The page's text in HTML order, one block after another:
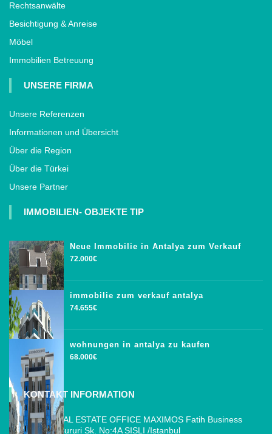
Rechtsanwälte
Besichtigung & Anreise
Möbel
Immobilien Betreuung
UNSERE FIRMA
Unsere Referenzen
Informationen und Übersicht
Über die Region
Über die Türkei
Unsere Partner
IMMOBILIEN- OBJEKTE TIP
Neue Immobilie in Antalya zum Verkauf
72.000€
immobilie zum verkauf antalya
74.655€
wohnungen in antalya zu kaufen
68.000€
KONTAKT INFORMATION
ISTANBUL REAL ESTATE OFFICE MAXIMOS Fatih Business
Park, Cemal Sururi Sk. No:4A SISLI /Istanbul